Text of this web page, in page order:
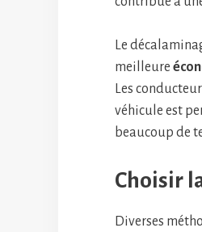
Le
meilleure
Les
véhicule est
beaucoup de
Choisir
Diverses